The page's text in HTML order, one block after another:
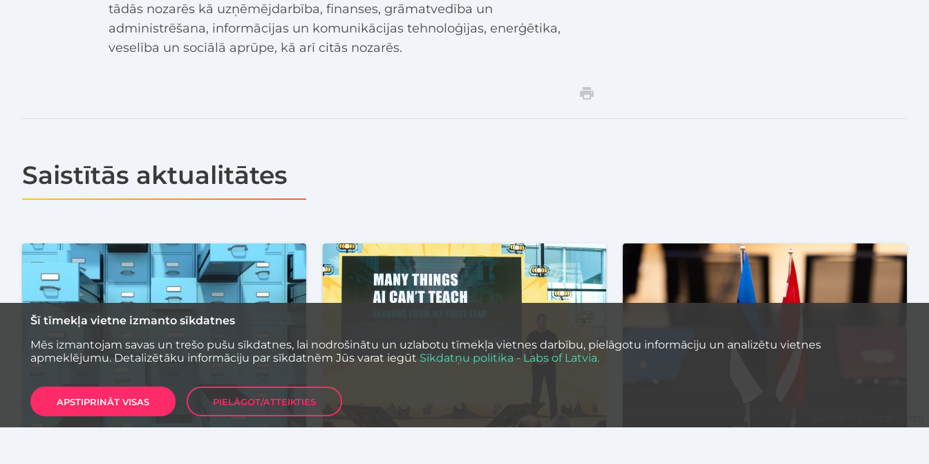
tādās nozarēs kā uzņēmējdarbība, finanses, grāmatvedība un
administrēšana, informācijas un komunikācijas tehnoloģijas, enerģētika,
veselība un sociālā aprūpe, kā arī citās nozarēs.
Saistītās aktualitātes
Šī tīmekļa vietne izmanto sīkdatnes
Mēs izmantojam savas un trešo pušu sīkdatnes, lai nodrošinātu un uzlabotu tīmekļa vietnes darbību, pielāgotu informāciju un analizētu vietnes
apmeklējumu. Detalizētāku informāciju par sīkdatnēm Jūs varat iegūt Sīkdatņu politika - Labs of Latvia.
APSTIPRINĀT VISAS PIELĀGOT/ATTEIKTIES